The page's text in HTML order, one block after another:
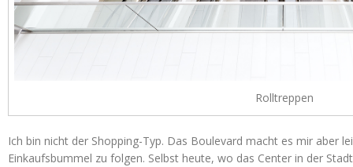
Rolltreppen
Ich bin nicht der Shopping-Typ. Das Boulevard macht es mir aber
Einkaufsbummel zu folgen. Selbst heute, wo das Center in der